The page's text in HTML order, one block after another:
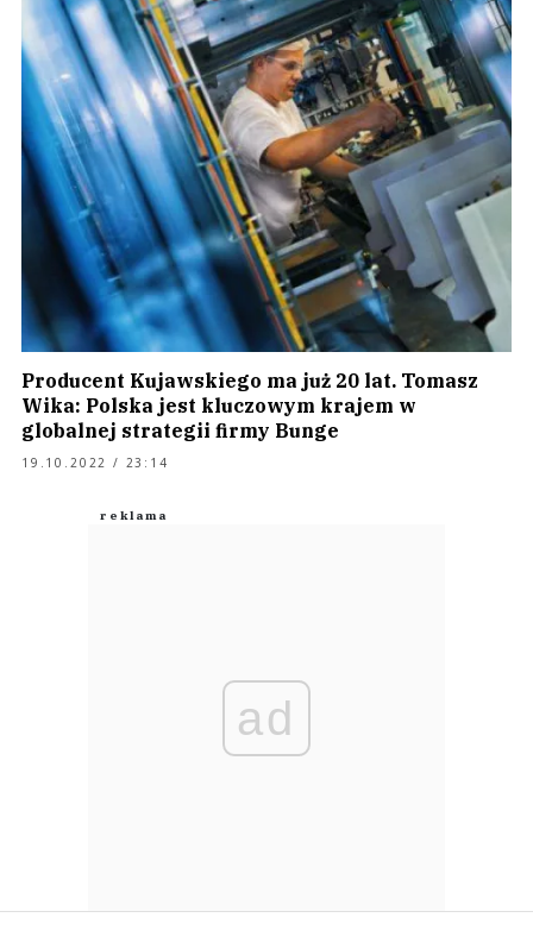
Producent Kujawskiego ma już 20 lat. Tomasz
Wika: Polska jest kluczowym krajem w
globalnej strategii firmy Bunge
19.10.2022 / 23:14
ad